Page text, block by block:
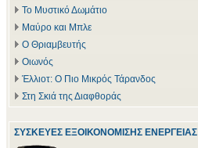
Το Μυστικό Δωμάτιο
Μαύρο και Μπλε
Ο Θριαμβευτής
Οιωνός
Έλλιοτ: Ο Πιο Μικρός Τάρανδος
Στη Σκιά της Διαφθοράς
ΣΥΣΚΕΥΕΣ ΕΞΟΙΚΟΝΟΜΙΣΗΣ ΕΝΕΡΓΕΙΑΣ